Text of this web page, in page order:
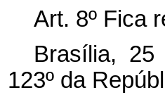
Art. 8º Fica
Brasília, 25
123º da